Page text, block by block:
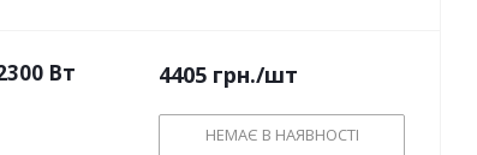
Вт 4405 грн./шт
НЕМАЄ В НАЯВНОСТІ